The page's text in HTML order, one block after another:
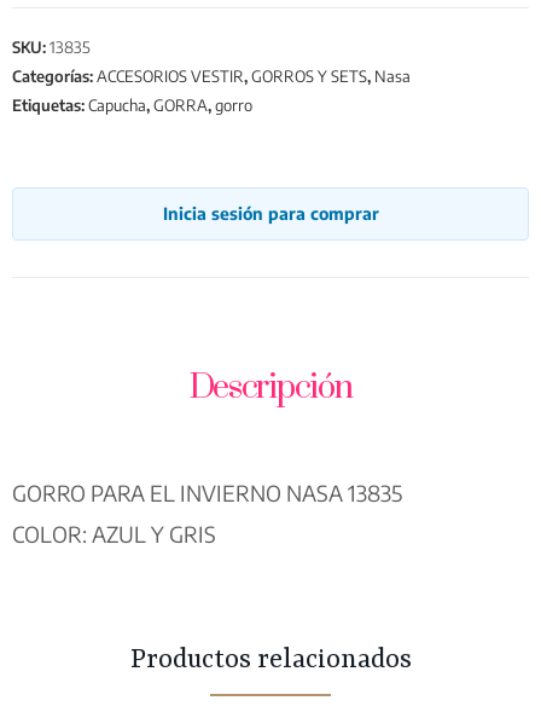
SKU:13835
Categorías:ACCESORIOS VESTIR,GORROS Y SETS, Nasa
Etiquetas:Capucha,GORRA,gorro
Inicia sesión para comprar
Descripción
GORRO PARA EL INVIERNO NASA 13835
COLOR: AZUL Y GRIS
Productos relacionados